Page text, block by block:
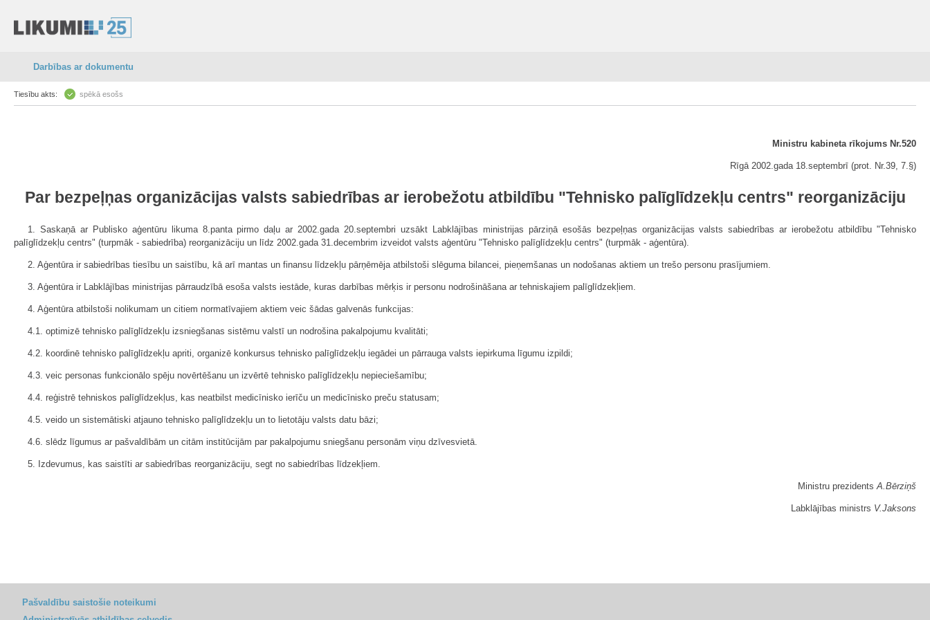
Darbības ar dokumentu
Tiesību akts: spēkā esošs
Ministru kabineta rīkojums Nr.520
Rīgā 2002.gada 18.septembrī (prot. Nr.39, 7.§)
Par bezpeļņas organizācijas valsts sabiedrības ar ierobežotu atbildību "Tehnisko palīglīdzekļu centrs" reorganizāciju
1. Saskaņā ar Publisko aģentūru likuma 8.panta pirmo daļu ar 2002.gada 20.septembri uzsākt Labklājības ministrijas pārziņā esošās bezpeļņas organizācijas valsts sabiedrības ar ierobežotu atbildību "Tehnisko
palīglīdzekļu centrs" (turpmāk - sabiedrība) reorganizāciju un līdz 2002.gada 31.decembrim izveidot valsts aģentūru "Tehnisko palīglīdzekļu centrs" (turpmāk - aģentūra).
2. Aģentūra ir sabiedrības tiesību un saistību, kā arī mantas un finansu līdzekļu pārņēmēja atbilstoši slēguma bilancei, pieņemšanas un nodošanas aktiem un trešo personu prasījumiem.
3. Aģentūra ir Labklājības ministrijas pārraudzībā esoša valsts iestāde, kuras darbības mērķis ir personu nodrošināšana ar tehniskajiem palīglīdzekļiem.
4. Aģentūra atbilstoši nolikumam un citiem normatīvajiem aktiem veic šādas galvenās funkcijas:
4.1. optimizē tehnisko palīglīdzekļu izsniegšanas sistēmu valstī un nodrošina pakalpojumu kvalitāti;
4.2. koordinē tehnisko palīglīdzekļu apriti, organizē konkursus tehnisko palīglīdzekļu iegādei un pārrauga valsts iepirkuma līgumu izpildi;
4.3. veic personas funkcionālo spēju novērtēšanu un izvērtē tehnisko palīglīdzekļu nepieciešamību;
4.4. reģistrē tehniskos palīglīdzekļus, kas neatbilst medicīnisko ierīču un medicīnisko preču statusam;
4.5. veido un sistemātiski atjauno tehnisko palīglīdzekļu un to lietotāju valsts datu bāzi;
4.6. slēdz līgumus ar pašvaldībām un citām institūcijām par pakalpojumu sniegšanu personām viņu dzīvesvietā.
5. Izdevumus, kas saistīti ar sabiedrības reorganizāciju, segt no sabiedrības līdzekļiem.
Ministru prezidentsA.Bērziņš
Labklājības ministrs V.Jaksons
Pašvaldību saistošie noteikumi